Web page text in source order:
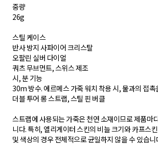
중량
26g
스틸 케이스
반사 방지 사파이어 크리스탈
오팔린 실버 다이얼
쿼츠 무브먼트, 스위스 제조
시, 분 기능
30m 방수. 에르메스 가죽 워치 착용 시, 물과의 접촉
더블 투어 롱 스트랩, 스틸 핀 버클
스트랩에 사용되는 가죽은 천연 소재이므로 제품마
니다. 특히, 엘리게이터 스킨의 비늘 크기와 카프스
및 색상의 경우 전체적으로 균일하지 않을 수 있습니